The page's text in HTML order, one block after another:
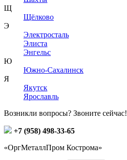
Щ
Щёлково
Э
Электросталь
Элиста
Энгельс
Ю
Южно-Сахалинск
Я
Якутск
Ярославль
Возникли вопросы? Звоните сейчас!
+7 (958) 498-33-65
«ОргМеталлПром Кострома»